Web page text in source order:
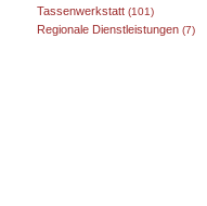
Tassenwerkstatt (101)
Regionale Dienstleistungen (7)